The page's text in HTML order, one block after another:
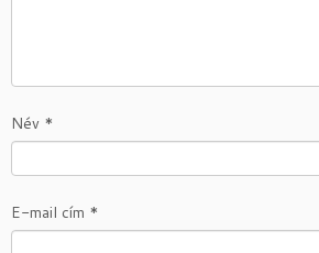
Név *
E-mail cím *